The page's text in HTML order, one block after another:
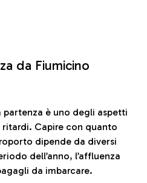
da Fiumicino
è uno degli aspetti
Capire con quanto
dipende da diversi
dell’anno, l’affluenza
da imbarcare.